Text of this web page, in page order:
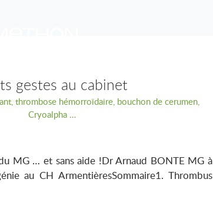
gestes au cabinet
thrombose hémorroïdaire, bouchon de cerumen,
Cryoalpha …
MG … et sans aide !Dr Arnaud BONTE MG à
au CH ArmentièresSommaire1. Thrombus